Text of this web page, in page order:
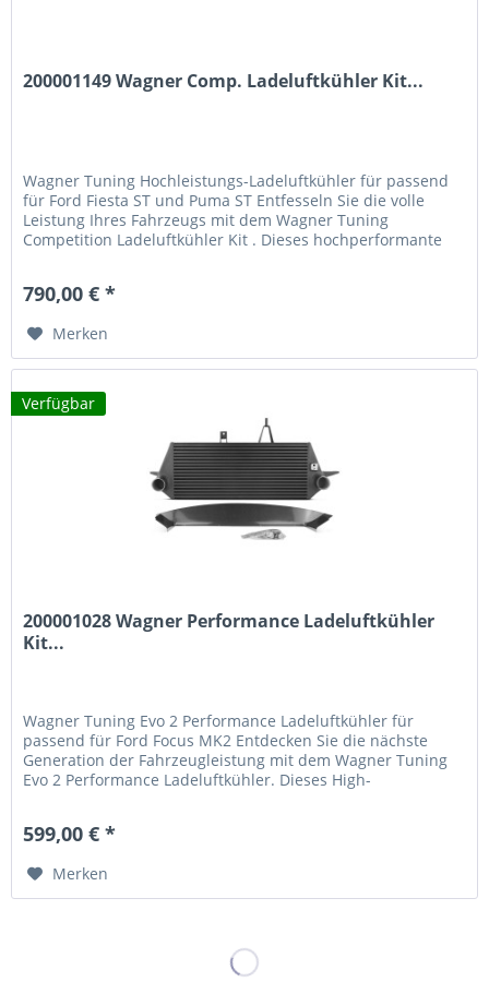
200001149 Wagner Comp. Ladeluftkühler Kit...
Wagner Tuning Hochleistungs-Ladeluftkühler für passend
für Ford Fiesta ST und Puma ST Entfesseln Sie die volle
Leistung Ihres Fahrzeugs mit dem Wagner Tuning
Competition Ladeluftkühler Kit . Dieses hochperformante
entwickelt und bietet eine deutlich verbesserte...
790,00 € *
Merken
Verfügbar
200001028 Wagner Performance Ladeluftkühler
Kit...
Wagner Tuning Evo 2 Performance Ladeluftkühler für
passend für Ford Focus MK2 Entdecken Sie die nächste
Generation der Fahrzeugleistung mit dem Wagner Tuning
Evo 2 Performance Ladeluftkühler. Dieses High-
und bietet messbare Leistungssteigerungen durch
599,00 € *
Merken